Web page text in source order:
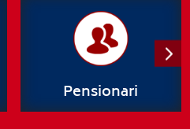
Pensionari